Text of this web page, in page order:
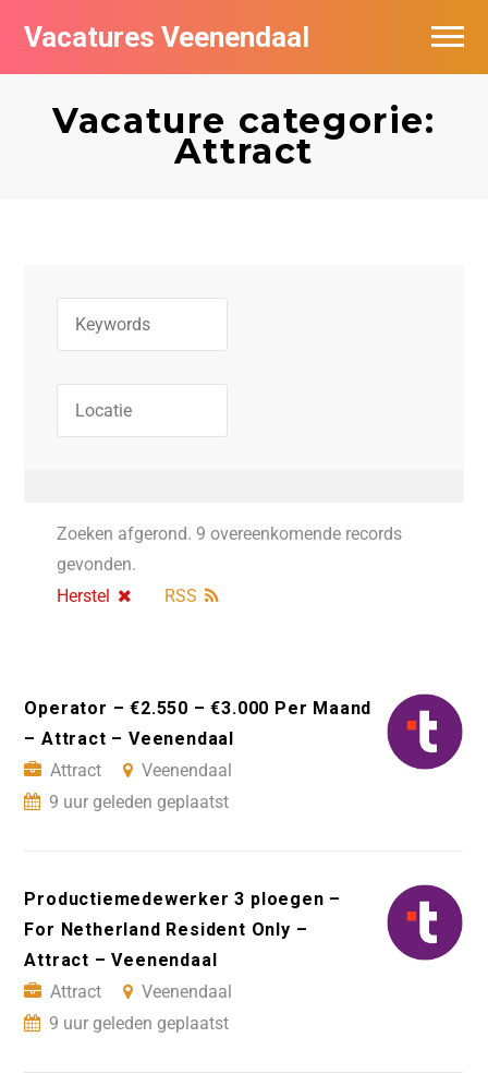
Vacatures Veenendaal
Vacature categorie:
Attract
Zoeken afgerond. 9 overeenkomende records
gevonden.
Herstel
RSS
Operator – €2.550 – €3.000 Per Maand
– Attract – Veenendaal
Attract
Veenendaal
9 uur geleden geplaatst
Productiemedewerker 3 ploegen –
For Netherland Resident Only –
Attract – Veenendaal
Attract
Veenendaal
9 uur geleden geplaatst
Vacatures per bedrijf in Veendaal